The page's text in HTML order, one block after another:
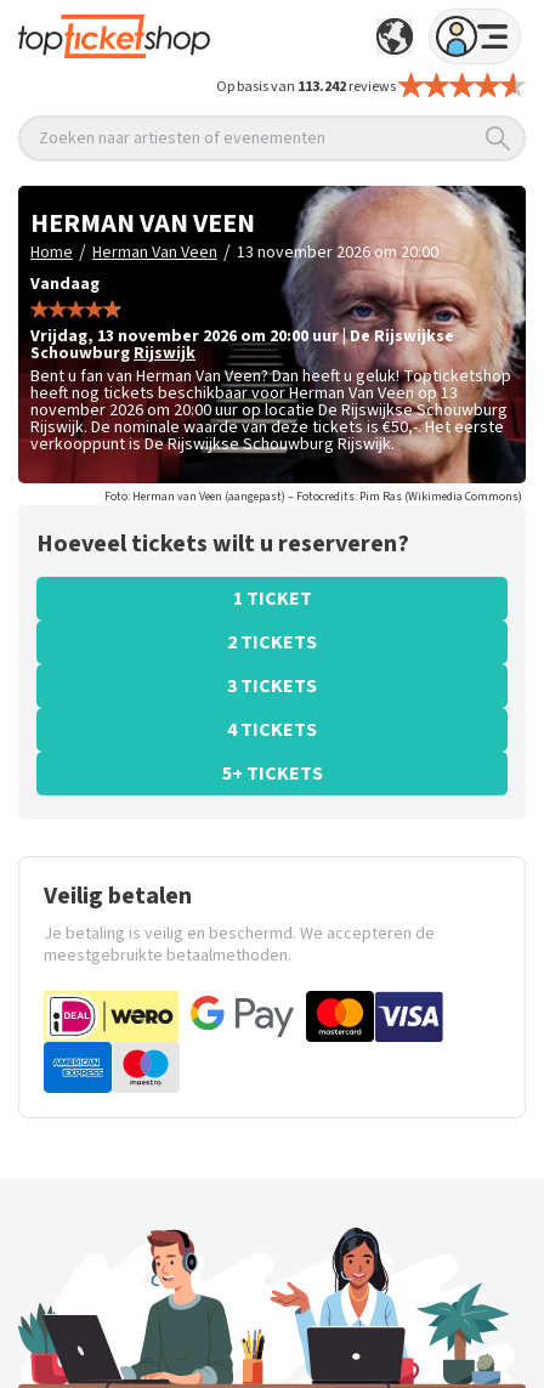
Op basis van 113.242reviews
Zoeken naar artiesten of evenementen
HERMAN VAN VEEN
Home / Herman Van Veen / 13 november 2026 om 20:00
Vandaag
vrijdag, 13 november 2026 om 20:00 uur|De Rijswijkse
SchouwburgRijswijk
Bent u fan van Herman Van Veen? Dan heeft u geluk! Topticketshop
heeft nog tickets beschikbaar voor Herman Van Veen op 13
november 2026 om 20:00 uur op locatie De Rijswijkse Schouwburg
Rijswijk. De nominale waarde van deze tickets is€50,-. Het eerste
verkooppunt is De Rijswijkse Schouwburg Rijswijk.
Foto: Herman van Veen (aangepast) – Fotocredits: Pim Ras (Wikimedia Commons)
Hoeveel tickets wilt u reserveren?
1 TICKET
2 TICKETS
3 TICKETS
4 TICKETS
5+ TICKETS
Veilig betalen
Je betaling is veilig en beschermd. We accepteren de
meestgebruikte betaalmethoden.